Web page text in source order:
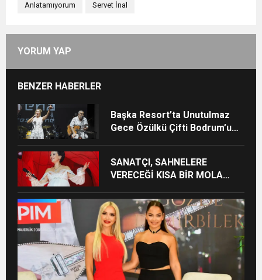
Anlatamıyorum Servet İnal
YORUM YAP
BENZER HABERLER
Başka Resort’ta Unutulmaz
Gece Özülkü Çifti Bodrum’u
SANATÇI, SAHNELERE
VERECEĞİ KISA BİR MOLA
KEZ HARBİYE’DE OLACAK!